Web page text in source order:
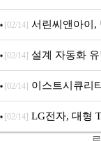
시
[02/14] 서린씨앤아이,
5600MHz 16GB 출시
[02/14] 설계 자동화
무상 배포
[02/14] 이스트시큐리
세대 AI 보안 플랫폼
[02/14] LG전자, 대형